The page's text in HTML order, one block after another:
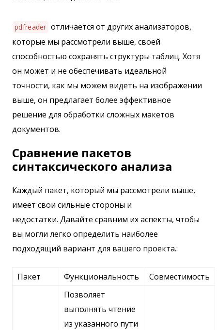
pdfreader отличается от других анализаторов,
которые мы рассмотрели выше, своей
способностью сохранять структуры таблиц. Хотя
он может и не обеспечивать идеальной
точности, как мы можем видеть на изображении
выше, он предлагает более эффективное
решение для обработки сложных макетов
документов.
Сравнение пакетов
синтаксического анализа
Каждый пакет, который мы рассмотрели выше,
имеет свои сильные стороны и
недостатки. Давайте сравним их аспекты, чтобы
вы могли легко определить наиболее
подходящий вариант для вашего проекта.:
Пакет Функциональность Совместимость
Позволяет
выполнять чтение
из указанного пути